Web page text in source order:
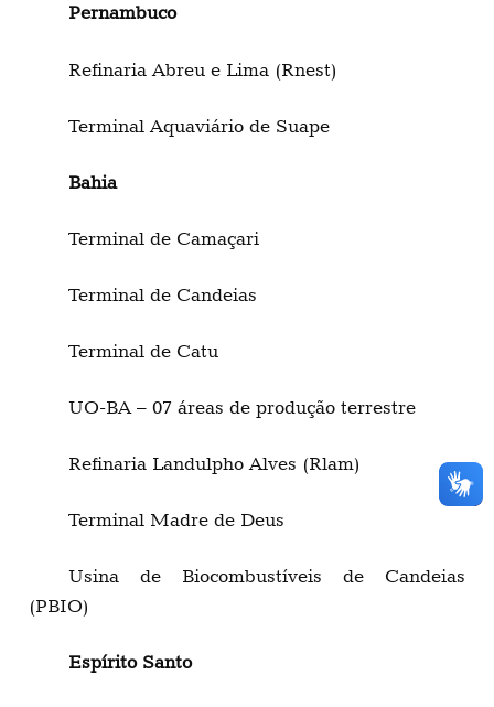
Pernambuco
Refinaria Abreu e Lima (Rnest)
Terminal Aquaviário de Suape
Bahia
Terminal de Camaçari
Terminal de Candeias
Terminal de Catu
UO-BA – 07 áreas de produção terrestre
Refinaria Landulpho Alves (Rlam)
Terminal Madre de Deus
Usina de Biocombustíveis de Candeias
(PBIO)
Espírito Santo